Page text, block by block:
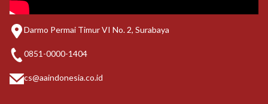
Darmo Permai Timur VI No. 2, Surabaya
0851-0000-1404
cs@aaindonesia.co.id